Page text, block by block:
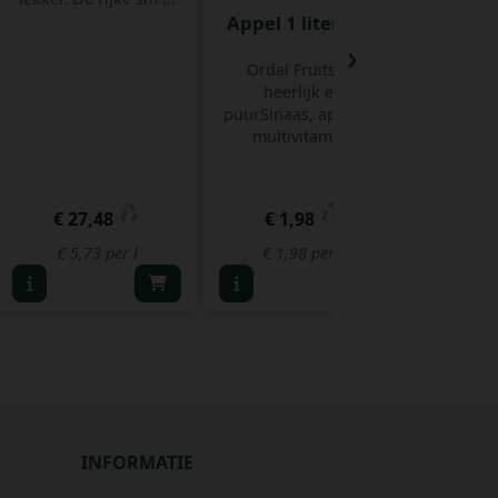
€ 27,48
€ 5,73 per l
Appel 1 liter Fles
Ordal Fruitsap,
heerlijk en
puurSinaas, appel en
multivitami ...
€ 1,98
€ 1,98 per l
›
INFORMATIE